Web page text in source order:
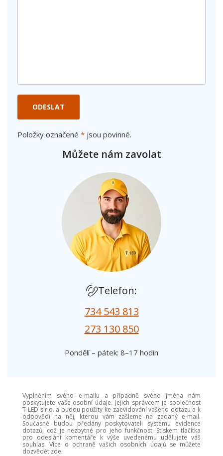
ODESLAT
Položky označené * jsou povinné.
Můžete nám zavolat
Telefon:
734 543 813
273 130 850
Pondělí – pátek: 8–17 hodin
Vyplněním svého e-mailu a případně svého jména nám
poskytujete vaše osobní údaje. Jejich správcem je společnost
T-LED s.r.o. a budou použity ke zaevidování vašeho dotazu a k
odpovědi na něj, kterou vám zašleme na zadaný e-mail.
Současně budou předány poskytovateli systému evidence
dotazů, což je nezbytné pro jeho funkčnost. Stiskem tlačítka
pro odeslání komentáře k výše uvedenému udělujete váš
souhlas. Více o ochraně vašich osobních údajů se můžete
dozvědět zde.